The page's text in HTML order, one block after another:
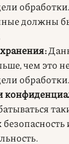
обработки.
должны
чем это
обработки.
.